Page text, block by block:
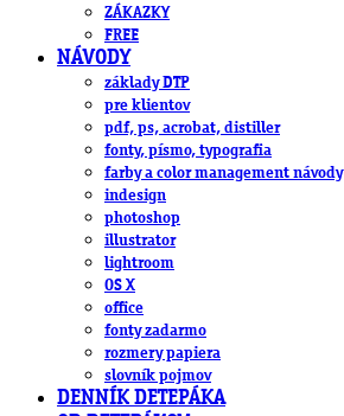
ZÁKAZKY
FREE
NÁVODY
základy DTP
pre klientov
pdf, ps, acrobat, distiller
fonty, písmo, typografia
farby a color management návody
indesign
photoshop
illustrator
lightroom
OS X
office
fonty zadarmo
rozmery papiera
slovník pojmov
DENNÍK DETEPÁKA